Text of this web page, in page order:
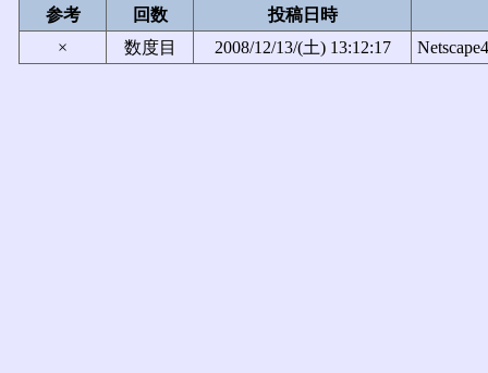
参考 回数
投稿日時
×
数度目 2008/12/13/(土) 13:12:17